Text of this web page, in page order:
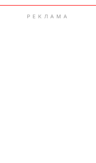
РЕКЛАМА